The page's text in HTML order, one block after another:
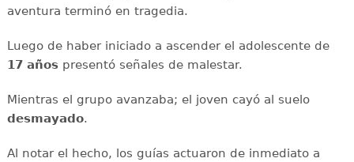
aventura terminó en tragedia.
Luego de haber iniciado a ascender el adolescente de
17 añospresentó señales de malestar.
Mientras el grupo avanzaba; el joven cayó al suelo
desmayado.
Al notar el hecho, los guías actuaron de inmediato a